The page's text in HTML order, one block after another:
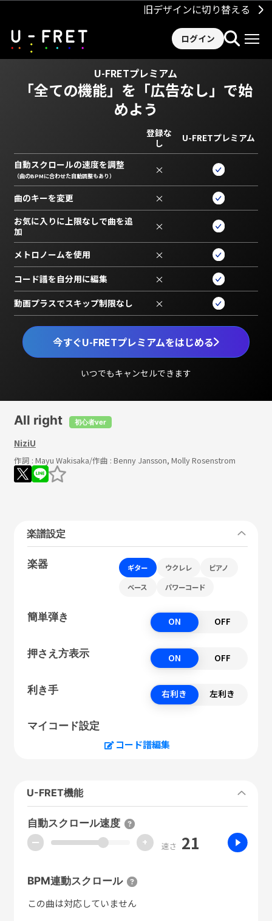
旧デザインに切り替える
ログイン
U-FRETプレミアム
「全ての機能」を 「広告なし」で始
めよう
今すぐU-FRETプレミアムをはじめる
いつでもキャンセルできます
登録な
し
U-FRETプレミアム
自動スクロールの速度を調整
（曲のBPMに合わせた自動調整もあり） ×
曲のキーを変更 ×
お気に入りに上限なしで曲を追
加
×
メトロノームを使用 ×
コード譜を自分用に編集 ×
動画プラスでスキップ制限なし ×
All right 初心者ver
NiziU
作詞 : Mayu Wakisaka/作曲 : Benny Jansson, Molly Rosenstrom
楽譜設定
楽器 ギター ウクレレ ピアノ
ベース パワーコード
簡単弾き ON OFF
押さえ方表示 ON OFF
利き手 右利き 左利き
マイコード設定
コード譜編集
U-FRET機能
自動スクロール速度
ー + 速さ 21
BPM連動スクロール
この曲は対応していません